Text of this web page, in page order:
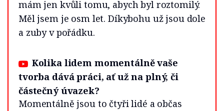
mám jen kvůli tomu, abych byl roztomilý.
Měl jsem je osm let. Díkybohu už jsou dole
a zuby v pořádku.
Kolika lidem momentálně vaše
tvorba dává práci, ať už na plný, či
částečný úvazek?
Momentálně jsou to čtyři lidé a občas